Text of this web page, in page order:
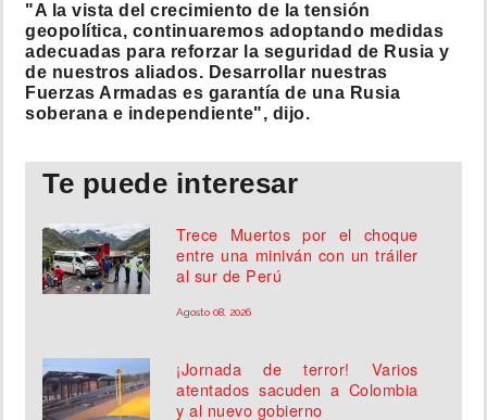
"A la vista del crecimiento de la tensión
geopolítica, continuaremos adoptando medidas
adecuadas para reforzar la seguridad de Rusia y
de nuestros aliados. Desarrollar nuestras
Fuerzas Armadas es garantía de una Rusia
soberana e independiente", dijo.
Te puede interesar
Trece Muertos por el choque
entre una miniván con un tráiler
al sur de Perú
Agosto 08, 2026
¡Jornada de terror! Varios
atentados sacuden a Colombia
y al nuevo gobierno